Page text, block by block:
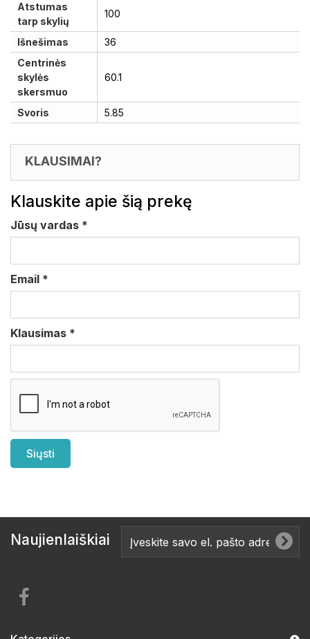
Atstumas
tarp skylių
100
Išnešimas
36
Centrinės
skylės
skersmuo
60.1
Svoris 5.85
KLAUSIMAI?
Klauskite apie šią prekę
Jūsų vardas *
Email *
Klausimas *
Naujienlaiškiai